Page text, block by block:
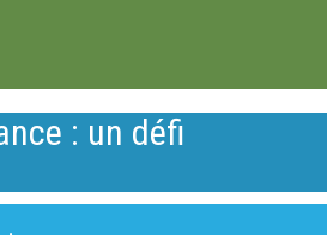
: un défi